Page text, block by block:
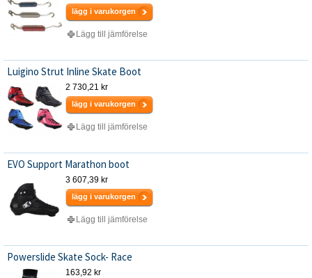
lägg i varukorgen
Lägg till jämförelse
Luigino Strut Inline Skate Boot
2 730,21 kr
lägg i varukorgen
Lägg till jämförelse
EVO Support Marathon boot
3 607,39 kr
lägg i varukorgen
Lägg till jämförelse
Powerslide Skate Sock- Race
163,92 kr